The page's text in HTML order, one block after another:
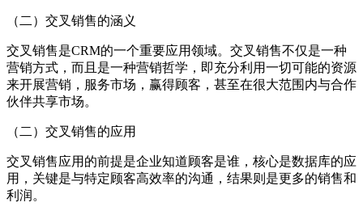
（二）交叉销售的涵义
交叉销售是CRM的一个重要应用领域。交叉销售不仅是一种
营销方式，而且是一种营销哲学，即充分利用一切可能的资源
来开展营销，服务市场，赢得顾客，甚至在很大范围内与合作
伙伴共享市场。
（二）交叉销售的应用
交叉销售应用的前提是企业知道顾客是谁，核心是数据库的应
用，关键是与特定顾客高效率的沟通，结果则是更多的销售和
利润。